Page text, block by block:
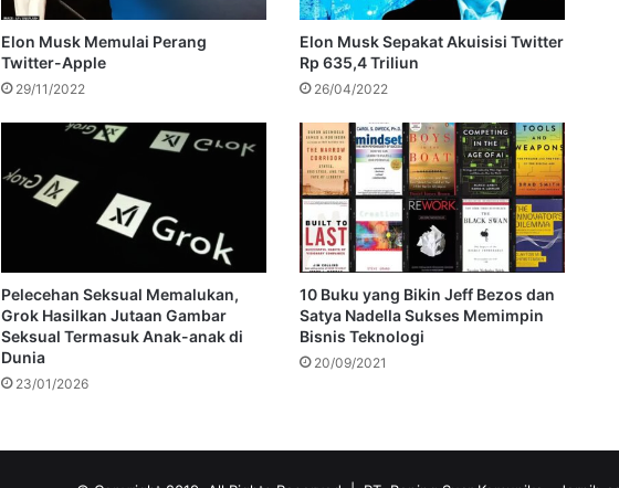
Elon Musk Memulai Perang
Twitter-Apple
29/11/2022
Elon Musk Sepakat Akuisisi Twitter
Rp 635,4 Triliun
26/04/2022
Pelecehan Seksual Memalukan,
Grok Hasilkan Jutaan Gambar
Seksual Termasuk Anak-anak di
Dunia
23/01/2026
10 Buku yang Bikin Jeff Bezos dan
Satya Nadella Sukses Memimpin
Bisnis Teknologi
20/09/2021